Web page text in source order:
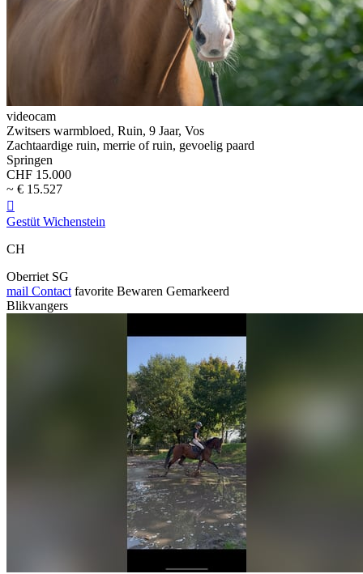
videocam
Zwitsers warmbloed, Ruin, 9 Jaar, Vos
Zachtaardige ruin, merrie of ruin, gevoelig paard
Springen
CHF 15.000
~ € 15.527

Gestüt Wichenstein
CH
Oberriet SG
mail Contact favorite Bewaren Gemarkeerd
Blikvangers